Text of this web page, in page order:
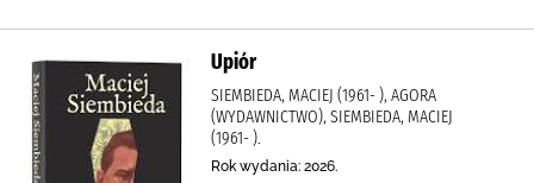
Upiór
SIEMBIEDA, MACIEJ (1961- ), AGORA
(WYDAWNICTWO), SIEMBIEDA, MACIEJ
(1961- ).
Rok wydania: 2026.